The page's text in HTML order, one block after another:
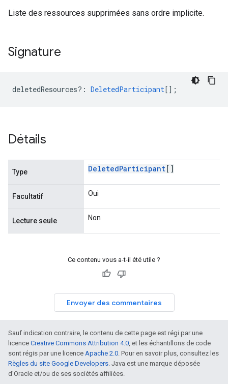
Liste des ressources supprimées sans ordre implicite.
Signature
deletedResources? : DeletedParticipant[];
Détails
Type DeletedParticipant[]
Facultatif Oui
Lecture seule Non
Ce contenu vous a-t-il été utile ?
Envoyer des commentaires
Sauf indication contraire, le contenu de cette page est régi par une
licence Creative Commons Attribution 4.0, et les échantillons de code
sont régis par une licence Apache 2.0. Pour en savoir plus, consultez les
Règles du site Google Developers. Java est une marque déposée
d'Oracle et/ou de ses sociétés affiliées.